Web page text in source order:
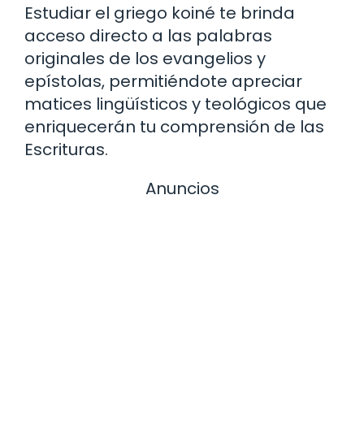
Estudiar el griego koiné te brinda
acceso directo a las palabras
originales de los evangelios y
epístolas, permitiéndote apreciar
matices lingüísticos y teológicos que
enriquecerán tu comprensión de las
Escrituras.
Anuncios